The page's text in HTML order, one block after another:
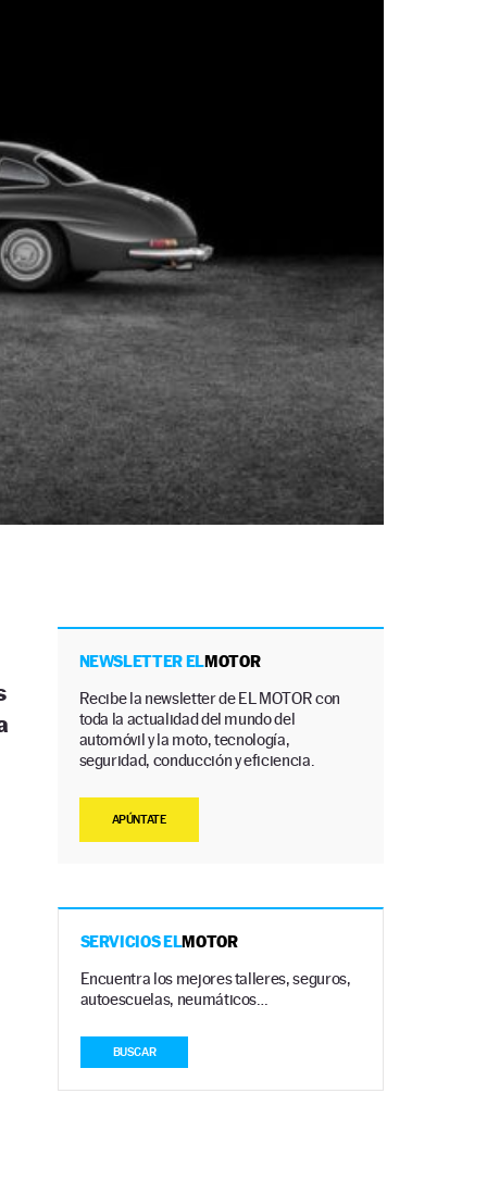
NEWSLETTER ELMOTOR
Recibe la newsletter de EL MOTOR con
toda la actualidad del mundo del
automóvil y la moto, tecnología,
seguridad, conducción y eficiencia.
APÚNTATE
SERVICIOS ELMOTOR
Encuentra los mejores talleres, seguros,
autoescuelas, neumáticos…
BUSCAR